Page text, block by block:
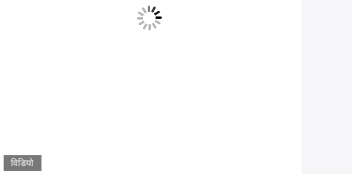
विडियो